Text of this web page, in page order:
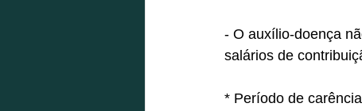
- O auxílio-doença
salários de
* Período de